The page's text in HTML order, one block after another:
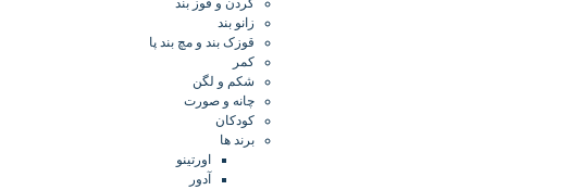
گردن و قوز بند
زانو بند
قوزک بند و مچ بند پا
کمر
شکم و لگن
چانه و صورت
کودکان
برند ها
اورتینو
آدور